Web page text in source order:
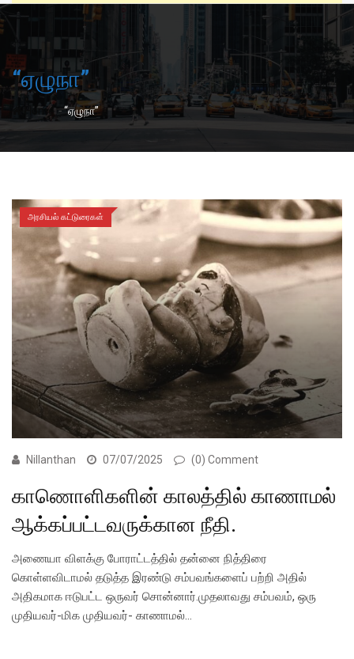
“ஏழுநா”
Home-“ஏழுநா”
அரசியல் கட்டுரைகள்
Nillanthan 07/07/2025 (0) Comment
காணொளிகளின் காலத்தில் காணாமல்
ஆக்கப்பட்டவருக்கான நீதி.
அணையா விளக்கு போராட்டத்தில் தன்னை நித்திரை
கொள்ளவிடாமல் தடுத்த இரண்டு சம்பவங்களைப் பற்றி அதில்
அதிகமாக ஈடுபட்ட ஒருவர் சொன்னார்.முதலாவது சம்பவம், ஒரு
முதியவர்-மிக முதியவர்- காணாமல்…